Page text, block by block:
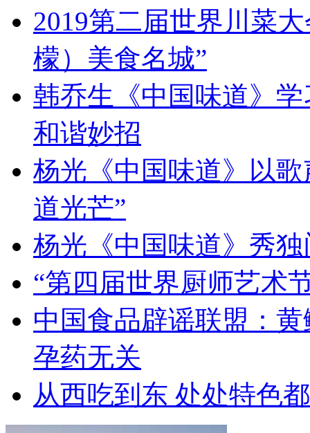
2019第二届世界川菜
檬）美食名城”
韩乔生《中国味道》
和谐妙招
杨光《中国味道》以
道光芒”
杨光《中国味道》秀
“第四届世界厨师艺术
中国食品辟谣联盟：
孕药无关
从西吃到东 处处特色